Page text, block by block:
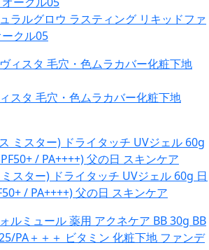
ラルグロウ ラスティング リキッドファ
クル05
スタ 毛穴・色ムラカバー化粧下地
スター) ドライタッチ UVジェル 60g 日
/ PA++++) 父の日 スキンケア